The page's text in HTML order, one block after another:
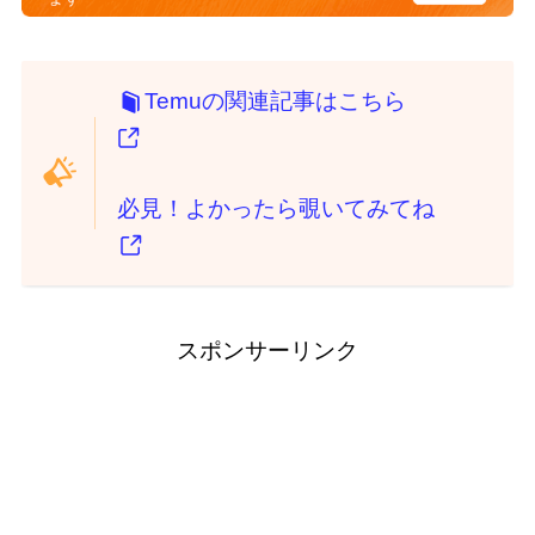
Temuの関連記事はこちら
必見！よかったら覗いてみてね
スポンサーリンク